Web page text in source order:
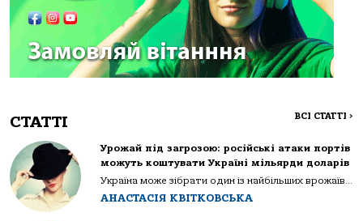
СТАТТІ ВСІ СТАТТІ >
Урожай під загрозою: російські атаки портів
можуть коштувати Україні мільярди доларів
Україна може зібрати один із найбільших врожаїв...
АНАСТАСІЯ КВІТКОВСЬКА